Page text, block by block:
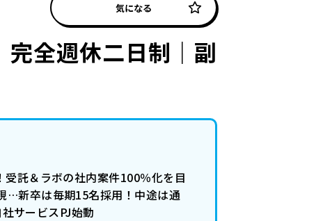
気になる
完全週休二日制｜副
託＆ラボの社内案件100％化を目
新卒は毎期15名採用！中途は通
サービスPJ始動